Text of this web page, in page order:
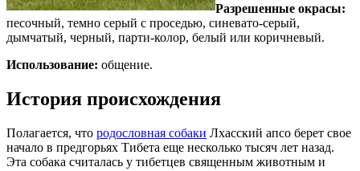
Разрешенные окрасы:
песочный, темно серый с проседью, синевато-серый,
дымчатый, черный, парти-колор, белый или коричневый.
Использование: общение.
История происхождения
Полагается, что родословная собаки Лхасский апсо берет свое
начало в предгорьях Тибета еще несколько тысяч лет назад.
Эта собака считалась у тибетцев священным животным и